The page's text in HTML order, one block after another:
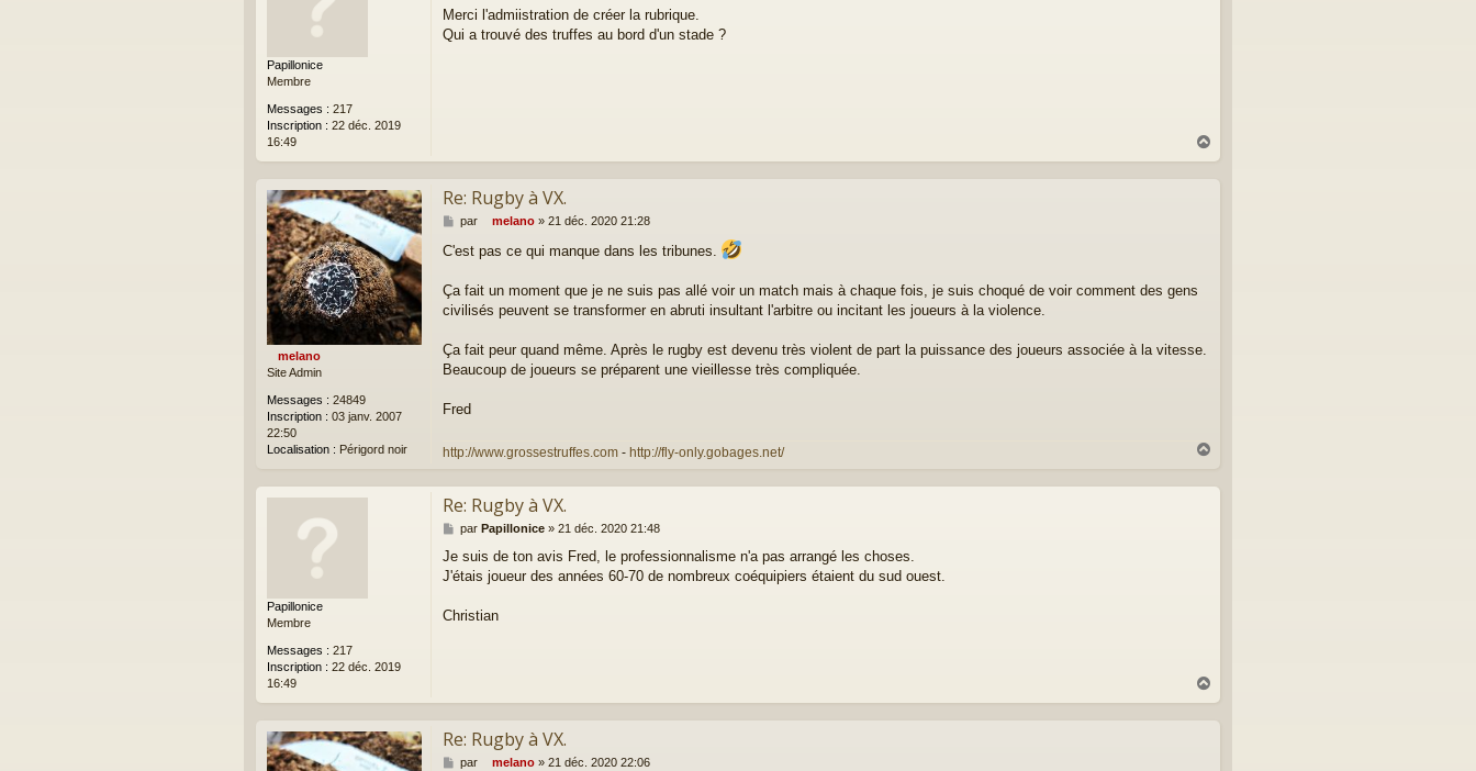
Papillonice
Membre
Messages : 217
Inscription : 22 déc. 2019
16:49
s
s
Merci l'admiistration de créer la rubrique.
Qui a trouvé des truffes au bord d'un stade ?
a
melano
Site Admin
Messages : 24849
Inscription : 03 janv. 2007
22:50
Localisation : Périgord noir
Re: Rugby à VX.
M
s
a
g
e
par melano» 21 déc. 2020 21:28
C'est pas ce qui manque dans les tribunes.
Ça fait un moment que je ne suis pas allé voir un match mais à chaque fois, je suis choqué de voir comment des gens
civilisés peuvent se transformer en abruti insultant l'arbitre ou incitant les joueurs à la violence.
Ça fait peur quand même. Après le rugby est devenu très violent de part la puissance des joueurs associée à la vitesse.
Beaucoup de joueurs se préparent une vieillesse très compliquée.
Fred
http://www.grossestruffes.com - http://fly-only.gobages.net/
u
Papillonice
Membre
Messages : 217
Inscription : 22 déc. 2019
16:49
Re: Rugby à VX.
M
s
s
par Papillonice» 21 déc. 2020 21:48
Je suis de ton avis Fred, le professionnalisme n'a pas arrangé les choses.
J'étais joueur des années 60-70 de nombreux coéquipiers étaient du sud ouest.
Christian
a
Re: Rugby à VX.
M
par melano» 21 déc. 2020 22:06